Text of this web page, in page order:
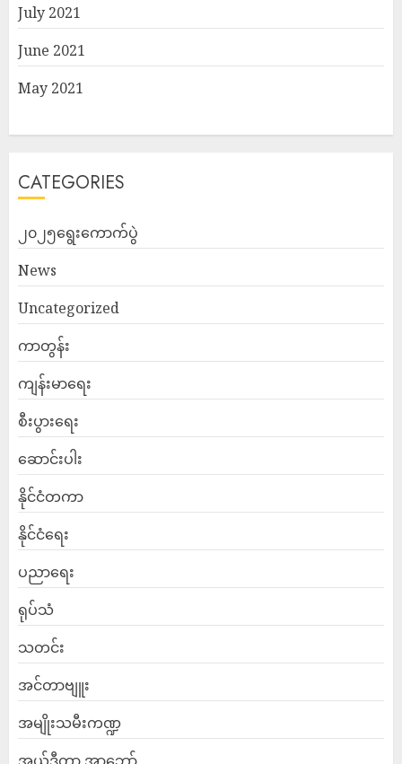
July 2021
June 2021
May 2021
CATEGORIES
၂၀၂၅ရွေးကောက်ပွဲ
News
Uncategorized
ကာတွန်း
ကျန်းမာရေး
စီးပွားရေး
ဆောင်းပါး
နိုင်ငံတကာ
နိုင်ငံရေး
ပညာရေး
ရုပ်သံ
သတင်း
အင်တာဗျူး
အမျိုးသမီးကဏ္ဍ